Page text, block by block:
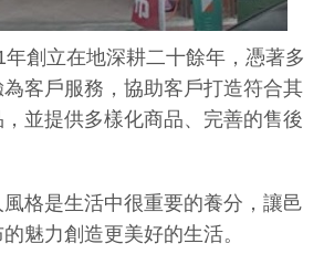
創立在地深耕二十餘年，憑著多
客戶服務，協助客戶打造符合其
並提供多樣化商品、完善的售後
格是生活中很重要的養分，讓邑
魅力創造更美好的生活。